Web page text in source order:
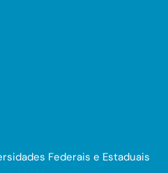
Federais e Estaduais